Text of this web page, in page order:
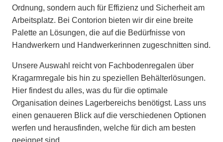
Ordnung, sondern auch für Effizienz und Sicherheit am
Arbeitsplatz. Bei Contorion bieten wir dir eine breite
Palette an Lösungen, die auf die Bedürfnisse von
Handwerkern und Handwerkerinnen zugeschnitten sind.
Unsere Auswahl reicht von Fachbodenregalen über
Kragarmregale bis hin zu speziellen Behälterlösungen.
Hier findest du alles, was du für die optimale
Organisation deines Lagerbereichs benötigst. Lass uns
einen genaueren Blick auf die verschiedenen Optionen
werfen und herausfinden, welche für dich am besten
geeignet sind.